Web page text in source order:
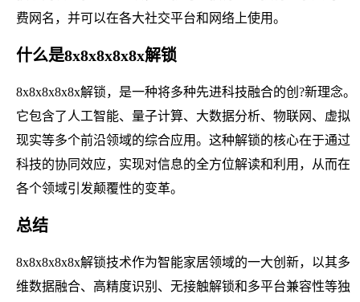
费网名，并可以在各大社交平台和网络上使用。
什么是8x8x8x8x8x解锁
8x8x8x8x8x解锁，是一种将多种先进科技融合的创?新理念。
它包含了人工智能、量子计算、大数据分析、物联网、虚拟
现实等多个前沿领域的综合应用。这种解锁的核心在于通过
科技的协同效应，实现对信息的全方位解读和利用，从而在
各个领域引发颠覆性的变革。
总结
8x8x8x8x8x解锁技术作为智能家居领域的一大创新，以其多
维数据融合、高精度识别、无接触解锁和多平台兼容性等独